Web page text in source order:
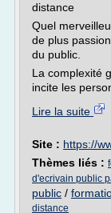
distance
Quel
de plus
du public.
La complexité
incite les
Lire la suite
Site : https://
Thèmes liés :
d'ecrivain public
public /
distance